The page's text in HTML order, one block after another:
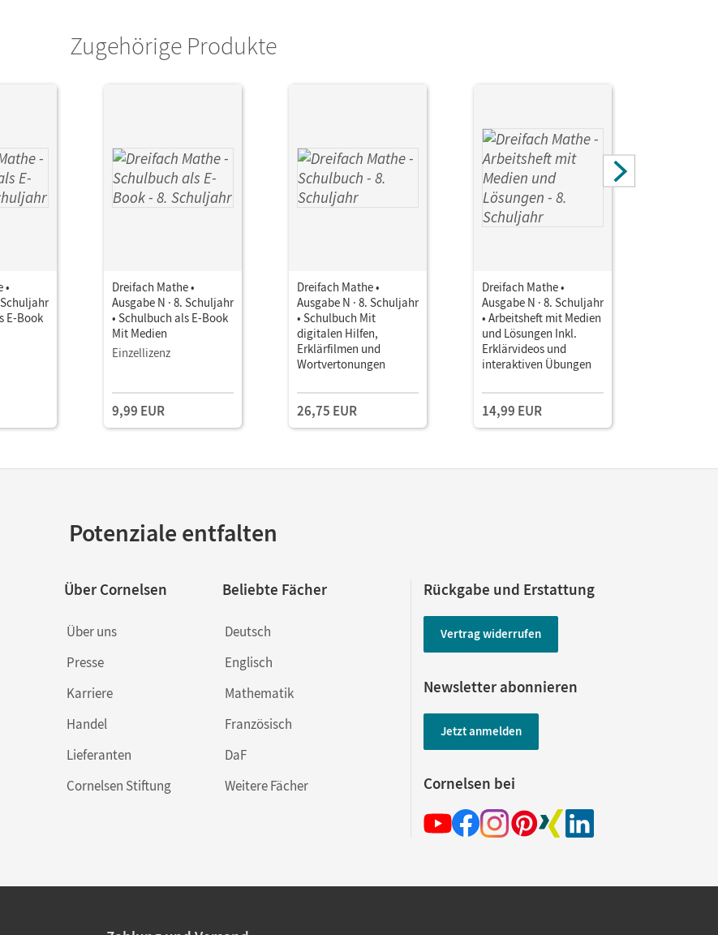
Zugehörige Produkte
•
Schuljahr
E-Book
Dreifach Mathe •
Ausgabe N · 8. Schuljahr
• Schulbuch als E-Book
Mit Medien
Einzellizenz
9,99 EUR
Dreifach Mathe •
Ausgabe N · 8. Schuljahr
• Schulbuch Mit
digitalen Hilfen,
Erklärfilmen und
Wortvertonungen
26,75 EUR
Dreifach Mathe •
Ausgabe N · 8. Schuljahr
• Arbeitsheft mit Medien
und Lösungen Inkl.
Erklärvideos und
interaktiven Übungen
14,99 EUR
Potenziale entfalten
Über Cornelsen
Über uns
Presse
Karriere
Handel
Lieferanten
Cornelsen Stiftung
Beliebte Fächer
Deutsch
Englisch
Mathematik
Französisch
DaF
Weitere Fächer
Rückgabe und Erstattung
Vertrag widerrufen
Newsletter abonnieren
Jetzt anmelden
Cornelsen bei